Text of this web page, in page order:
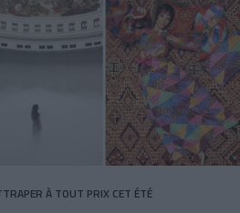
À TOUT PRIX CET ÉTÉ